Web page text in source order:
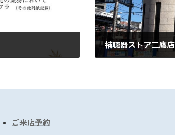
補聴器ストア三鷹店
ご来店予約